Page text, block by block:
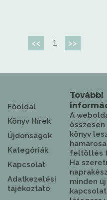
<< 1 >>
Főoldal
Könyv Hírek
Újdonságok
Kategóriák
Kapcsolat
Adatkezelési
tájékoztató
További
A
összesen
könyv
feltöltés
Ha
minden